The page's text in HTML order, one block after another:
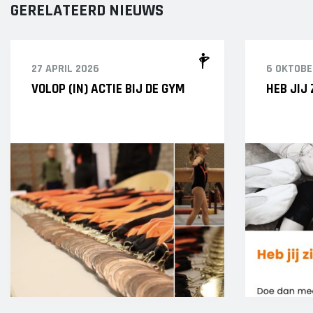
GERELATEERD NIEUWS
27 APRIL 2026
VOLOP (IN) ACTIE BIJ DE GYM
6
HEB JIJ